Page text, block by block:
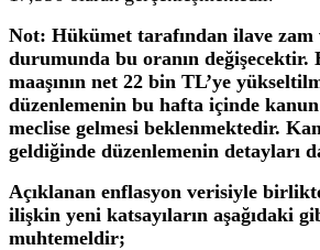
Not: Hükümet tarafından ilave zam
durumunda bu oranın değişecektir.
maaşının net 22 bin TL’ye
düzenlemenin bu hafta içinde
meclise gelmesi beklenmektedir.
geldiğinde düzenlemenin detayları
Açıklanan enflasyon verisiyle
ilişkin yeni katsayıların aşağıdaki
muhtemeldir;